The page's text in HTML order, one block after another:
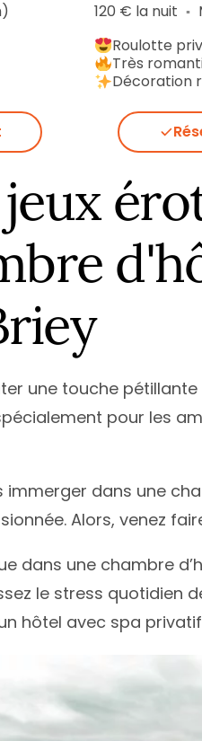
120 € la nuit ▪︎
Roulotte
Très
Décoration
une touche
pour les
dans une
Alors, venez
dans une chambre
le stress quotidien
hôtel avec spa